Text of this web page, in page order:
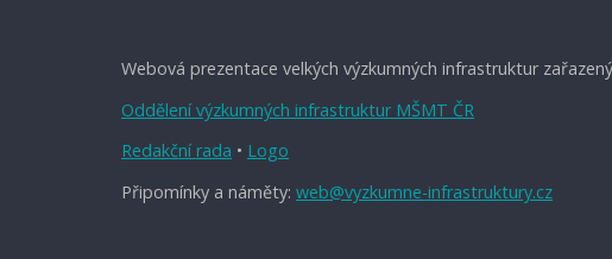
Webová prezentace velkých výzkumných infrastruktur
Oddělení výzkumných infrastruktur MŠMT ČR
Redakční rada • Logo
Připomínky a náměty: web@vyzkumne-infrastruktury.cz